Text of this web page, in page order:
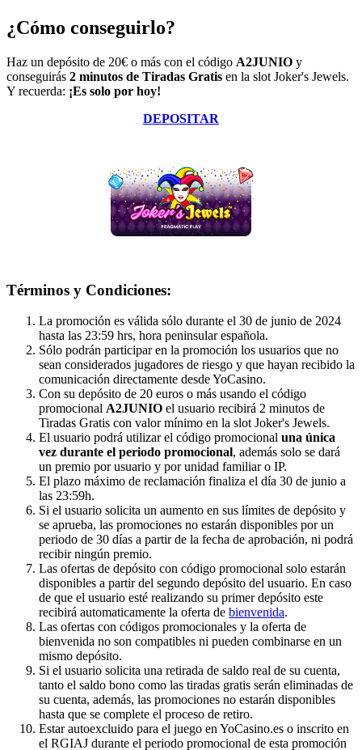
¿Cómo conseguirlo?
Haz un depósito de 20€ o más con el código A2JUNIO y
conseguirás 2 minutos de Tiradas Gratis en la slot Joker's Jewels.
Y recuerda: ¡Es solo por hoy!
DEPOSITAR
Términos y Condiciones:
La promoción es válida sólo durante el 30 de junio de 2024
hasta las 23:59 hrs, hora peninsular española.
Sólo podrán participar en la promoción los usuarios que no
sean considerados jugadores de riesgo y que hayan recibido la
comunicación directamente desde YoCasino.
Con su depósito de 20 euros o más usando el código
promocional A2JUNIO el usuario recibirá 2 minutos de
Tiradas Gratis con valor mínimo en la slot Joker's Jewels.
El usuario podrá utilizar el código promocional una única
vez durante el periodo promocional, además solo se dará
un premio por usuario y por unidad familiar o IP.
El plazo máximo de reclamación finaliza el día 30 de junio a
las 23:59h.
Si el usuario solicita un aumento en sus límites de depósito y
se aprueba, las promociones no estarán disponibles por un
periodo de 30 días a partir de la fecha de aprobación, ni podrá
recibir ningún premio.
Las ofertas de depósito con código promocional solo estarán
disponibles a partir del segundo depósito del usuario. En caso
de que el usuario esté realizando su primer depósito este
recibirá automaticamente la oferta de bienvenida.
Las ofertas con códigos promocionales y la oferta de
bienvenida no son compatibles ni pueden combinarse en un
mismo depósito.
Si el usuario solicita una retirada de saldo real de su cuenta,
tanto el saldo bono como las tiradas gratis serán eliminadas de
su cuenta, además, las promociones no estarán disponibles
hasta que se complete el proceso de retiro.
Estar autoexcluido para el juego en YoCasino.es o inscrito en
el RGIAJ durante el periodo promocional de esta promoción